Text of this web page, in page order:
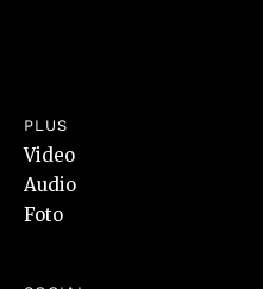
PLUS
Video
Audio
Foto